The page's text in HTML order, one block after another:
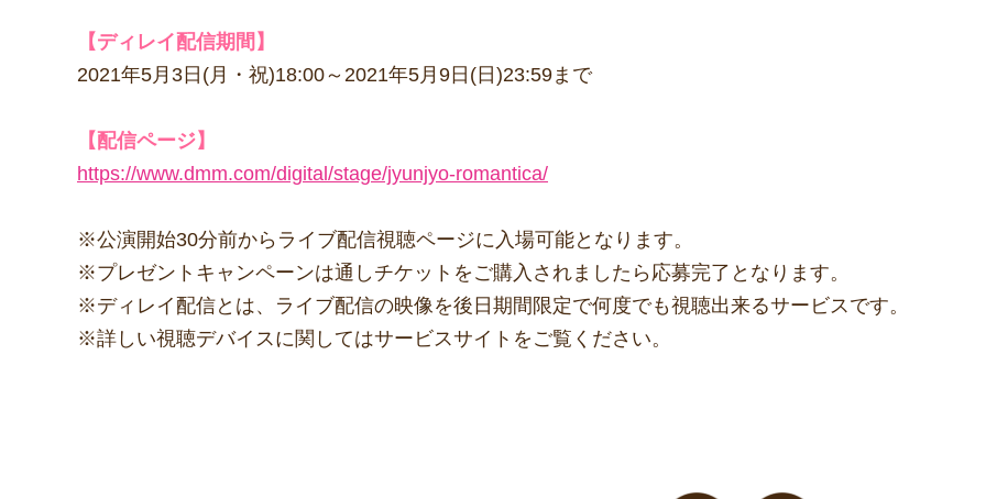
【ディレイ配信期間】
2021年5月3日(月・祝)18:00～2021年5月9日(日)23:59まで
【配信ページ】
https://www.dmm.com/digital/stage/jyunjyo-romantica/
※公演開始30分前からライブ配信視聴ページに入場可能となります。
※プレゼントキャンペーンは通しチケットをご購入されましたら応募完了となります。
※ディレイ配信とは、ライブ配信の映像を後日期間限定で何度でも視聴出来るサービスです。
※詳しい視聴デバイスに関してはサービスサイトをご覧ください。